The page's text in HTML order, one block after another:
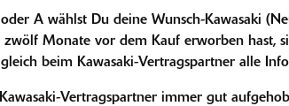
A wählst Du deine Wunsch-Kawasaki
Monate vor dem Kauf erworben hast,
beim Kawasaki-Vertragspartner alle
Vertragspartner immer gut